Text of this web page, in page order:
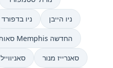
ניו בדפורד ניו הייבן
סאות' מ Memphis החדשה
סאניווייל סאנרייז מנור